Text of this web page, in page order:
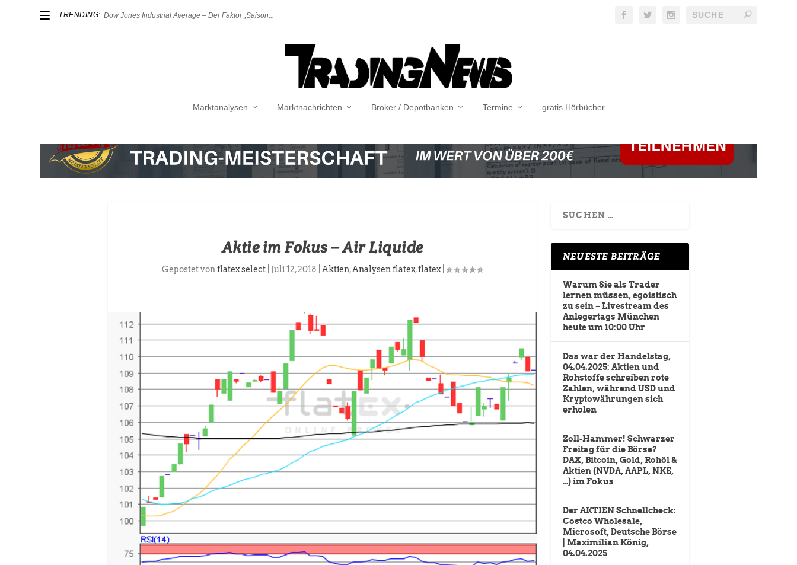
TRENDING: Dow Jones Industrial Average – Der Faktor „Saison...
Marktanalysen Marktnachrichten Broker / Depotbanken Termine gratis Hörbücher
Aktie im Fokus – Air Liquide
Gepostet von flatex select Juli 12, 2018 Aktien,Analysen flatex,flatex
NEUESTE BEITRÄGE
Warum Sie als Trader
lernen müssen, egoistisch
zu sein – Livestream des
Anlegertags München
heute um 10:00 Uhr
Das war der Handelstag,
04.04.2025: Aktien und
Rohstoffe schreiben rote
Zahlen, während USD und
Kryptowährungen sich
erholen
Zoll-Hammer! Schwarzer
Freitag für die Börse?
DAX, Bitcoin, Gold, Rohöl &
Aktien (NVDA, AAPL, NKE,
…) im Fokus
Der AKTIEN Schnellcheck:
Costco Wholesale,
Microsoft, Deutsche Börse
| Maximilian König,
04.04.2025